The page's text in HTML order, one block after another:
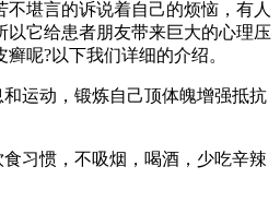
堪言的诉说着自己的烦恼，有人
以它给患者朋友带来巨大的心理压
呢?以下我们详细的介绍。
运动，锻炼自己顶体魄增强抵抗
习惯，不吸烟，喝酒，少吃辛辣